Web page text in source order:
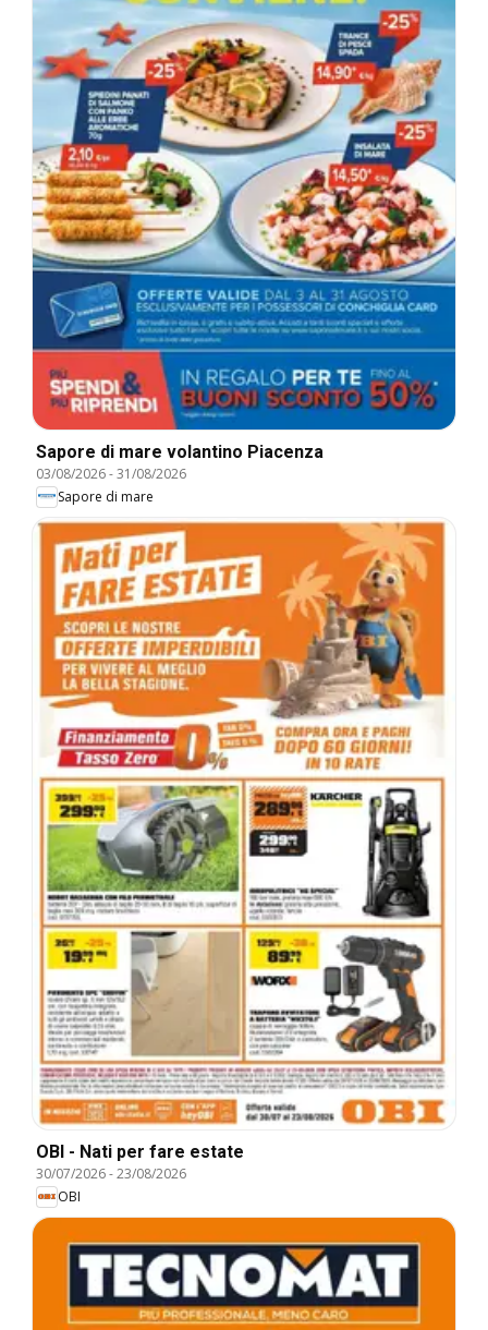
Sapore di mare volantino Piacenza
03/08/2026-31/08/2026
Sapore di mare
OBI - Nati per fare estate
30/07/2026-23/08/2026
OBI